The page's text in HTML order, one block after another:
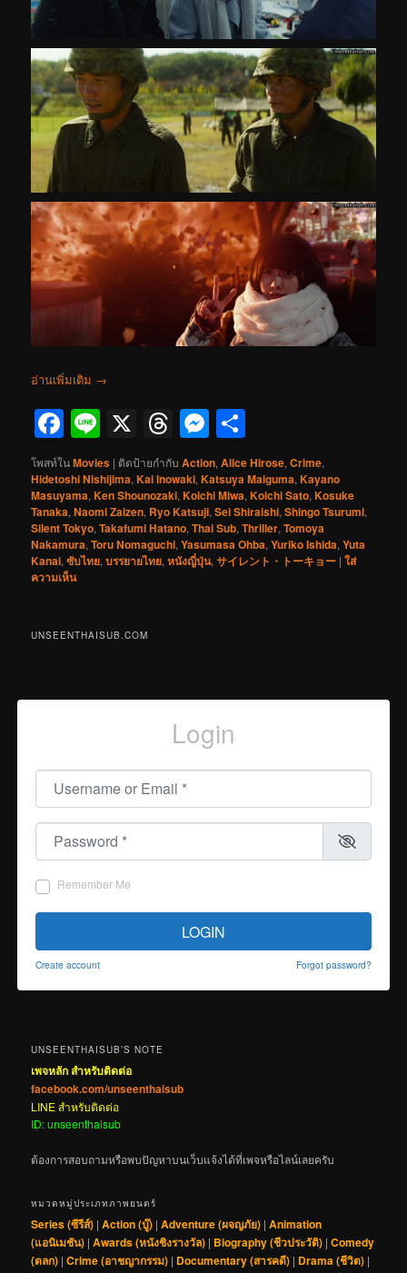
อ่านเพิ่มเติม →
Facebook
Line
X Threads
Messenger
โพสท์ในMovies | ติดป้ายกำกับ Action,Alice Hirose,Crime,
Hidetoshi Nishijima,Kai Inowaki,Katsuya Maiguma,Kayano
Masuyama,Ken Shounozaki,Koichi Miwa,Koichi Sato,Kosuke
Tanaka,Naomi Zaizen, Ryo Katsuji,Sei Shiraishi,Shingo Tsurumi,
Silent Tokyo,Takafumi Hatano,Thai Sub,Thriller,Tomoya
Nakamura,Toru Nomaguchi,Yasumasa Ohba,Yuriko Ishida,Yuta
Kanai,ซับไทย,บรรยายไทย,หนังญี่ปุ่น,サイレント・トーキョー |ใส่
ความเห็น
UNSEENTHAISUB.COM
Login
Username or Email
Password
Remember Me
LOGIN
Create account Forgot password?
UNSEENTHAISUB’S NOTE
เพจหลัก สำหรับติดต่อ
facebook.com/unseenthaisub
LINE สำหรับติดต่อ
ID: unseenthaisub
ต้องการสอบถามหรือพบปัญหาบนเว็บแจ้งได้ที่เพจหรือไลน์เลยครับ
หมวดหมู่ประเภทภาพยนตร์
Series (ซีรีส์) |Action (บู๊) |Adventure (ผจญภัย) |Animation
(แอนิเมชัน) |Awards (หนังชิงรางวัล) | Biography (ชีวประวัติ) |Comedy
(ตลก) |Crime (อาชญากรรม) | Documentary (สารคดี) | Drama (ชีวิต) |